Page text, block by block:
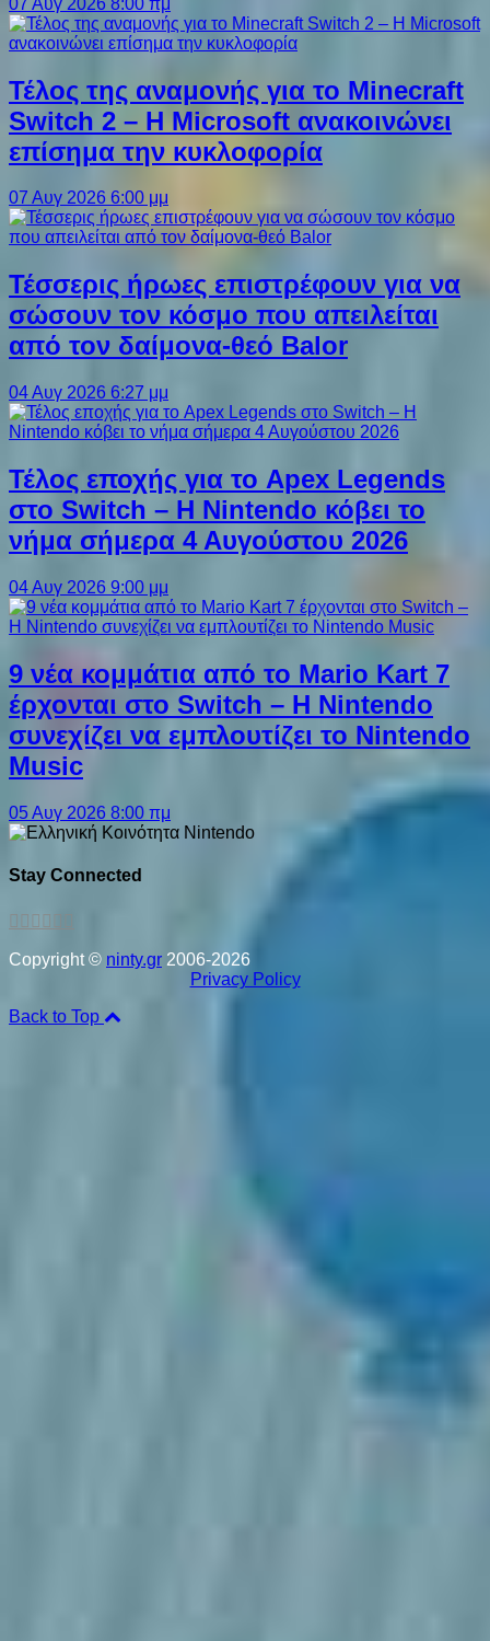
Τέλος της αναμονής για το Minecraft
Switch 2 – Η Microsoft ανακοινώνει
επίσημα την κυκλοφορία
07 Αυγ 2026 6:00 μμ
Τέσσερις ήρωες επιστρέφουν για να
σώσουν τον κόσμο που απειλείται
από τον δαίμονα-θεό Balor
04 Αυγ 2026 6:27 μμ
Τέλος εποχής για το Apex Legends
στο Switch – Η Nintendo κόβει το
νήμα σήμερα 4 Αυγούστου 2026
04 Αυγ 2026 9:00 μμ
9 νέα κομμάτια από το Mario Kart 7
έρχονται στο Switch – Η Nintendo
συνεχίζει να εμπλουτίζει το Nintendo
Music
05 Αυγ 2026 8:00 πμ
Stay Connected
Copyright © ninty.gr 2006-2026
Privacy Policy
Back to Top